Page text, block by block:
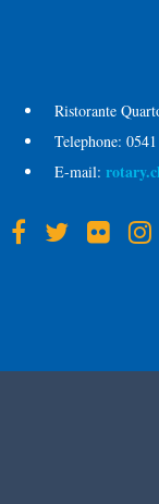
Ristorante
Telephone:
E-mail: